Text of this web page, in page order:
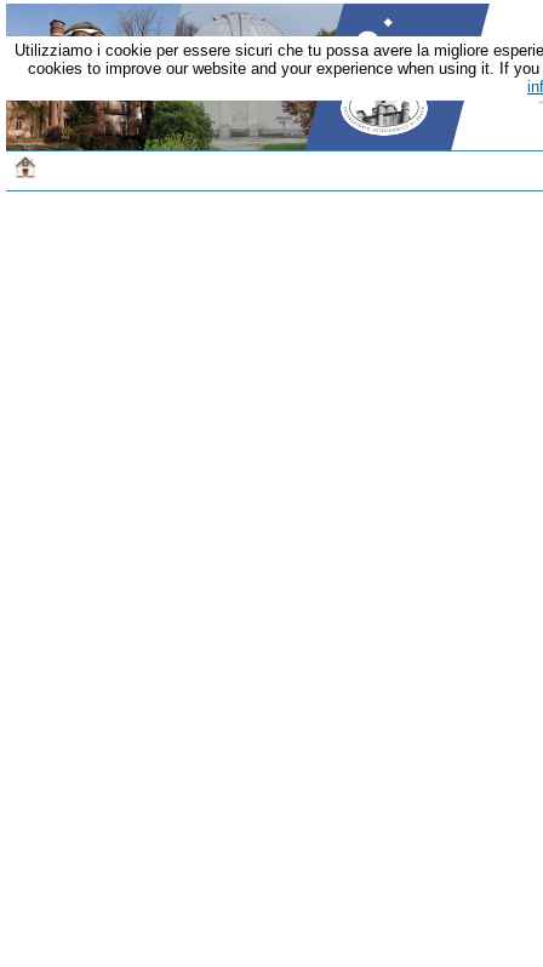
Utilizziamo i cookie per essere sicuri che tu possa avere la migliore
cookies to improve our website and your experience when using it. If